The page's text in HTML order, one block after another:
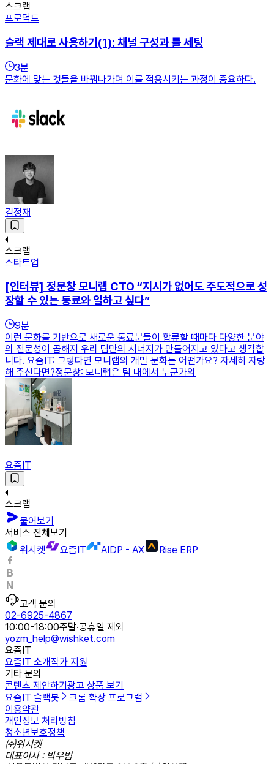
스크랩
프로덕트
슬랙 제대로 사용하기(1): 채널 구성과 룰 세팅
3분
문화에 맞는 것들을 바꿔나가며 이를 적용시키는 과정이 중요하다.
김정재
스크랩
스타트업
[인터뷰] 정문창 모니랩 CTO “지시가 없어도 주도적으로 성
장할 수 있는 동료와 일하고 싶다”
9분
이런 문화를 기반으로 새로운 동료분들이 합류할 때마다 다양한 분야
의 전문성이 곱해져 우리 팀만의 시너지가 만들어지고 있다고 생각합
니다. 요즘IT: 그렇다면 모니랩의 개발 문화는 어떤가요? 자세히 자랑
해 주신다면?정문창: 모니랩은 팀 내에서 누군가의
요즘IT
스크랩
물어보기
서비스 전체보기
위시켓
요즘IT AIDP - AX Rise ERP
고객 문의
02-6925-4867
10:00-18:00주말·공휴일 제외
yozm_help@wishket.com
요즘IT
요즘IT 소개작가 지원
기타 문의
콘텐츠 제안하기 광고 상품 보기
요즘IT 슬랙봇
크롬 확장 프로그램
이용약관
개인정보 처리방침
청소년보호정책
㈜위시켓
대표이사 : 박우범